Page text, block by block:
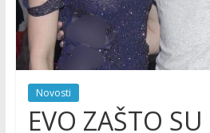
Novosti
EVO ZAŠTO SU